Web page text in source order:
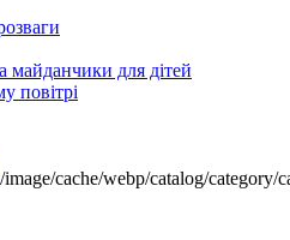
майданчики для дітей
повітрі
cache/webp/catalog/category/